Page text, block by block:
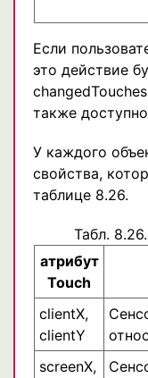
Если
это действие
также
У каждого
свойства,
таблице 8.26.
Табл.
атрибут
Touch
clientX,
clientY
screenX,